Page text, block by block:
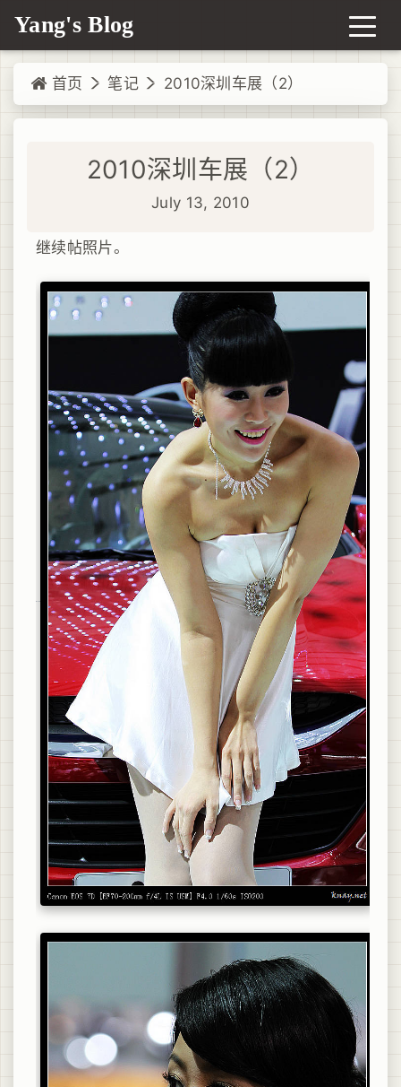
Yang's Blog
首页 笔记 2010深圳车展（2）
2010深圳车展（2）
July 13, 2010
继续帖照片。